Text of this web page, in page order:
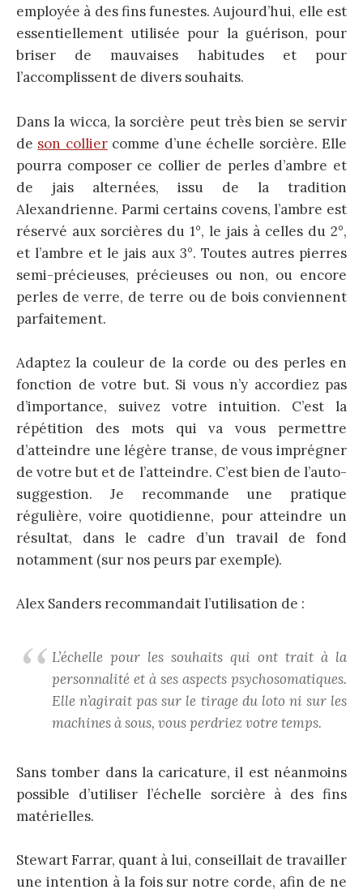
employée à des fins funestes. Aujourd’hui, elle est
essentiellement utilisée pour la guérison, pour
briser de mauvaises habitudes et pour
l’accomplissent de divers souhaits.
Dans la wicca, la sorcière peut très bien se servir
de son colliercomme d’une échelle sorcière. Elle
pourra composer ce collier de perles d’ambre et
de jais alternées, issu de la tradition
Alexandrienne. Parmi certains covens, l’ambre est
réservé aux sorcières du 1°, le jais à celles du 2°,
et l’ambre et le jais aux 3°. Toutes autres pierres
semi-précieuses, précieuses ou non, ou encore
perles de verre, de terre ou de bois conviennent
parfaitement.
Adaptez la couleur de la corde ou des perles en
fonction de votre but. Si vous n’y accordiez pas
d’importance, suivez votre intuition. C’est la
répétition des mots qui va vous permettre
d’atteindre une légère transe, de vous imprégner
de votre but et de l’atteindre. C’est bien de l’auto-
suggestion. Je recommande une pratique
régulière, voire quotidienne, pour atteindre un
résultat, dans le cadre d’un travail de fond
notamment (sur nos peurs par exemple).
Alex Sanders recommandait l’utilisation de :
L’échelle pour les souhaits qui ont trait à la
personnalité et à ses aspects psychosomatiques.
Elle n’agirait pas sur le tirage du loto ni sur les
machines à sous, vous perdriez votre temps.
Sans tomber dans la caricature, il est néanmoins
possible d’utiliser l’échelle sorcière à des fins
matérielles.
Stewart Farrar, quant à lui, conseillait de travailler
une intention à la fois sur notre corde, afin de ne